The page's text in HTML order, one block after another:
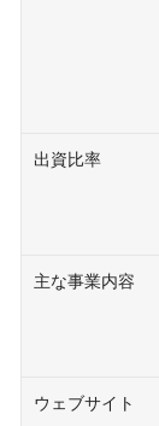
出資比率
主な事業内容
ウェブサイト